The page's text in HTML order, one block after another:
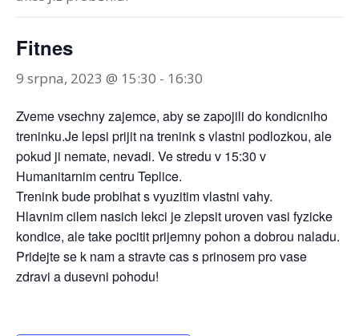
Fitnes
9 srpna, 2023 @ 15:30 - 16:30
Zveme vsechny zajemce, aby se zapojili do kondicniho
treninku.Je lepsi prijit na trenink s vlastni podlozkou, ale
pokud ji nemate, nevadi. Ve stredu v 15:30 v
Humanitarnim centru Teplice.
Trenink bude probihat s vyuzitim vlastni vahy.
Hlavnim cilem nasich lekci je zlepsit uroven vasi fyzicke
kondice, ale take pocitit prijemny pohon a dobrou naladu.
Pridejte se k nam a stravte cas s prinosem pro vase
zdravi a dusevni pohodu!